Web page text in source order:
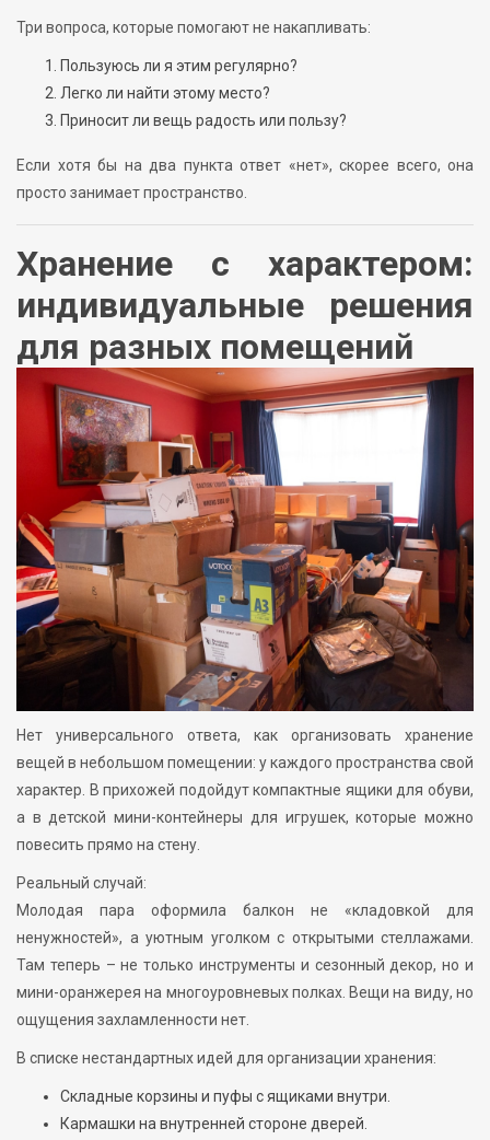
Три вопроса, которые помогают не накапливать:
Пользуюсь ли я этим регулярно?
Легко ли найти этому место?
Приносит ли вещь радость или пользу?
Если хотя бы на два пункта ответ «нет», скорее всего, она
просто занимает пространство.
Хранение с характером:
индивидуальные решения
для разных помещений
Нет универсального ответа, как организовать хранение
вещей в небольшом помещении: у каждого пространства свой
характер. В прихожей подойдут компактные ящики для обуви,
а в детской мини-контейнеры для игрушек, которые можно
повесить прямо на стену.
Реальный случай:
Молодая пара оформила балкон не «кладовкой для
ненужностей», а уютным уголком с открытыми стеллажами.
Там теперь – не только инструменты и сезонный декор, но и
мини-оранжерея на многоуровневых полках. Вещи на виду, но
ощущения захламленности нет.
В списке нестандартных идей для организации хранения:
Складные корзины и пуфы с ящиками внутри.
Кармашки на внутренней стороне дверей.